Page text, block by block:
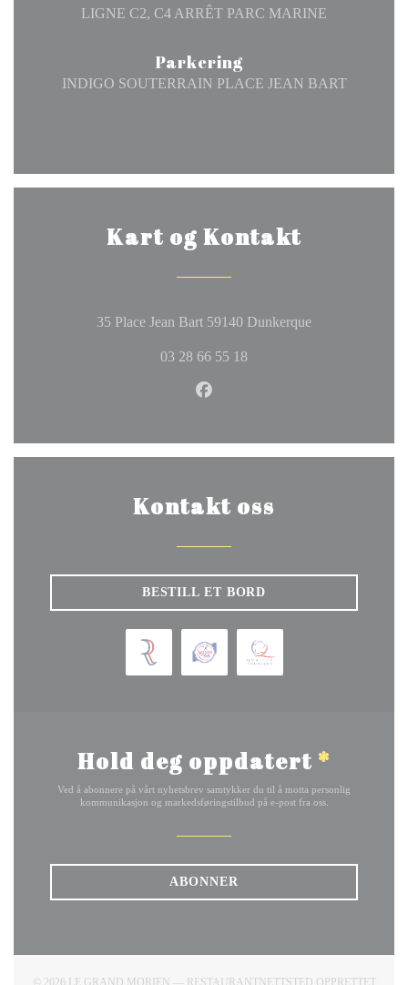
LIGNE C2, C4 ARRÊT PARC MARINE
Parkering
INDIGO SOUTERRAIN PLACE JEAN BART
Kart og Kontakt
35 Place Jean Bart 59140 Dunkerque((åpner i et nytt
03 28 66 55 18
Facebook ((åpner i et nytt
Kontakt oss
BESTILL ET BORD
Hold deg oppdatert *
Ved å abonnere på vårt nyhetsbrev samtykker du til å motta personlig
kommunikasjon og markedsføringstilbud på e-post fra oss.
ABONNER
© 2026 LE GRAND MORIEN — RESTAURANTNETTSTED OPPRETTET